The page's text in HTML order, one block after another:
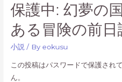
付
開
始】
新
保護中: 幻夢の
ある冒険の前日
小説 / By eokusu
この投稿はパスワードで保護され
ん。